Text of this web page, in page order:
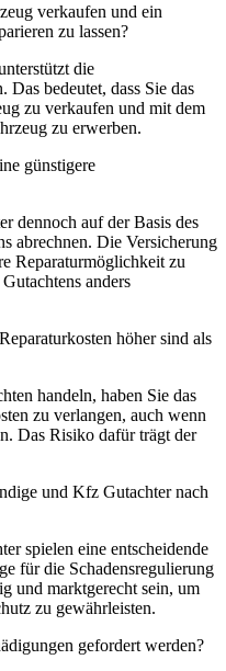
verkaufen und ein
zu lassen?
die
Das bedeutet, dass Sie das
zu verkaufen und mit dem
zu erwerben.
günstigere
dennoch auf der Basis des
abrechnen. Die Versicherung
Reparaturmöglichkeit zu
anders
höher sind als
handeln, haben Sie das
zu verlangen, auch wenn
Das Risiko dafür trägt der
und Kfz Gutachter nach
spielen eine entscheidende
für die Schadensregulierung
und marktgerecht sein, um
zu gewährleisten.
gefordert werden?